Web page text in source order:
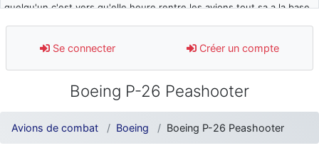
quelqu'un c'est vers qu'elle heure rentre les avions tout sa a la base
d9pouces: désolé pour les quelques blocages du site ces derniers
jours : je teste des méthodes contre le spam et les bots trop nocifs
: Super, la nouvelle bannière
d9pouces
: je suis un avion@,._,+ > lesquels ? je ne suis pas sûr de
comprendre
Se connecter Créer un compte
Boeing P-26 Peashooter
Avions de combat Boeing Boeing P-26 Peashooter